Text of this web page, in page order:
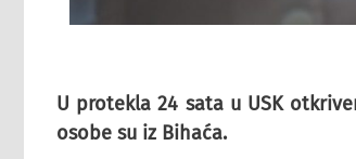
U protekla 24 sata u USK
osobe su iz Bihaća.